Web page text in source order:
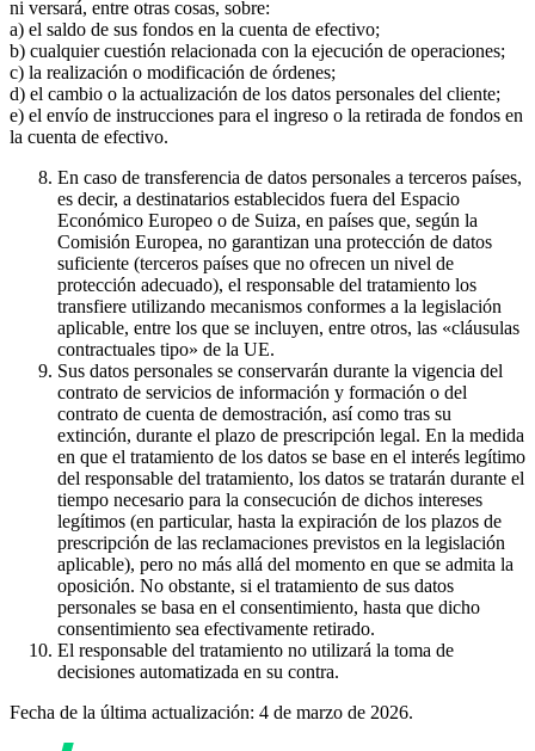
ni versará, entre otras cosas, sobre:
a) el saldo de sus fondos en la cuenta de efectivo;
b) cualquier cuestión relacionada con la ejecución de operaciones;
c) la realización o modificación de órdenes;
d) el cambio o la actualización de los datos personales del cliente;
e) el envío de instrucciones para el ingreso o la retirada de fondos en
la cuenta de efectivo.
En caso de transferencia de datos personales a terceros países,
es decir, a destinatarios establecidos fuera del Espacio
Económico Europeo o de Suiza, en países que, según la
Comisión Europea, no garantizan una protección de datos
suficiente (terceros países que no ofrecen un nivel de
protección adecuado), el responsable del tratamiento los
transfiere utilizando mecanismos conformes a la legislación
aplicable, entre los que se incluyen, entre otros, las «cláusulas
contractuales tipo» de la UE.
Sus datos personales se conservarán durante la vigencia del
contrato de servicios de información y formación o del
contrato de cuenta de demostración, así como tras su
extinción, durante el plazo de prescripción legal. En la medida
en que el tratamiento de los datos se base en el interés legítimo
del responsable del tratamiento, los datos se tratarán durante el
tiempo necesario para la consecución de dichos intereses
legítimos (en particular, hasta la expiración de los plazos de
prescripción de las reclamaciones previstos en la legislación
aplicable), pero no más allá del momento en que se admita la
oposición. No obstante, si el tratamiento de sus datos
personales se basa en el consentimiento, hasta que dicho
consentimiento sea efectivamente retirado.
El responsable del tratamiento no utilizará la toma de
decisiones automatizada en su contra.
Fecha de la última actualización: 4 de marzo de 2026.